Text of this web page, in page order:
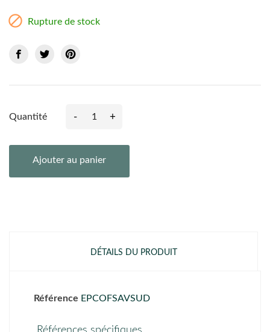
 Rupture de stock
Quantité - +
Ajouter au panier
DÉTAILS DU PRODUIT
Référence EPCOFSAVSUD